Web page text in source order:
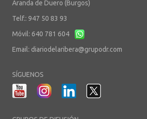
Aranda de Duero (Burgos)
Telf.: 947 50 83 93
Móvil: 640 781 604
Email: diariodelaribera@grupodr.com
SÍGUENOS